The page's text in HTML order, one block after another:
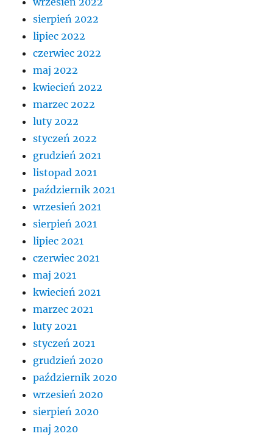
sierpień 2022
lipiec 2022
czerwiec 2022
maj 2022
kwiecień 2022
marzec 2022
luty 2022
styczeń 2022
grudzień 2021
listopad 2021
październik 2021
wrzesień 2021
sierpień 2021
lipiec 2021
czerwiec 2021
maj 2021
kwiecień 2021
marzec 2021
luty 2021
styczeń 2021
grudzień 2020
październik 2020
wrzesień 2020
sierpień 2020
maj 2020